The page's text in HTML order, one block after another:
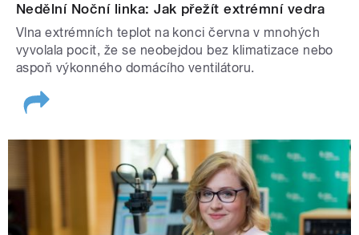
Nedělní Noční linka: Jak přežít extrémní vedra
Vlna extrémních teplot na konci června v mnohých
vyvolala pocit, že se neobejdou bez klimatizace nebo
aspoň výkonného domácího ventilátoru.